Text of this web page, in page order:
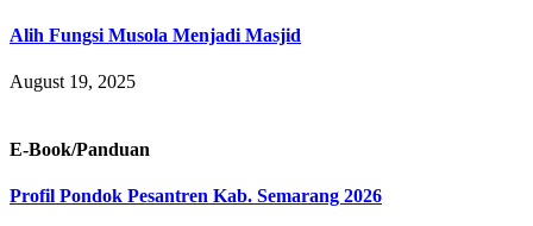
Alih Fungsi Musola Menjadi Masjid
August 19, 2025
E-Book/Panduan
Profil Pondok Pesantren Kab. Semarang 2026